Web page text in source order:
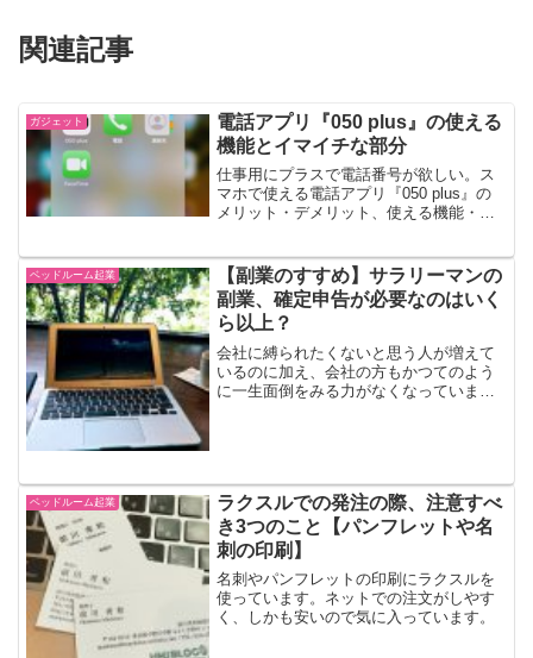
関連記事
ガジェット
電話アプリ『050 plus』の使える
機能とイマイチな部分
仕事用にプラスで電話番号が欲しい。ス
マホで使える電話アプリ『050 plus』の
メリット・デメリット、使える機能・困
と一応電話番号というものが必要になり
ます。固...
ベッドルーム起業
【副業のすすめ】サラリーマンの
副業、確定申告が必要なのはいく
ら以上？
会社に縛られたくないと思う人が増えて
いるのに加え、会社の方もかつてのよう
に一生面倒をみる力がなくなっていま
れません。
ベッドルーム起業
ラクスルでの発注の際、注意すべ
き3つのこと【パンフレットや名
刺の印刷】
名刺やパンフレットの印刷にラクスルを
使っています。ネットでの注文がしやす
く、しかも安いので気に入っています。